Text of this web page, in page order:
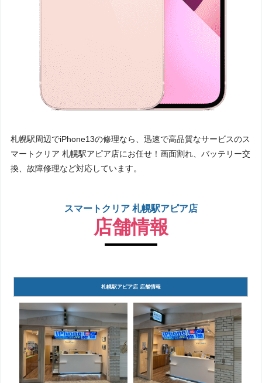
札幌駅周辺でiPhone13の修理なら、迅速で高品質なサービスのス
マートクリア 札幌駅アピア店にお任せ！画面割れ、バッテリー交
換、故障修理など対応しています。
スマートクリア 札幌駅アピア店
店舗情報
札幌駅アピア店 店舗情報